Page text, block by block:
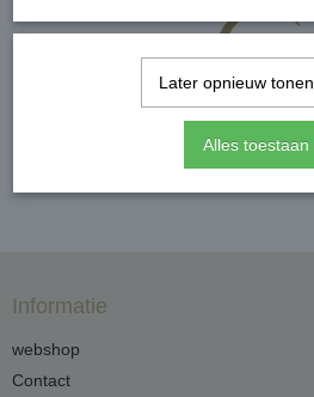
Informatie
webshop
Contact
Later opnieuw tonen
Alles toestaan